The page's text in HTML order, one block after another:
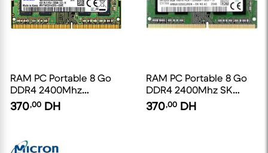
RAM PC Portable 8 Go
DDR4 2400Mhz
Samsung [Occasion]
370,00 DH
RAM PC Portable 8 Go
DDR4 2400Mhz SK
Hynix [Occasion]
370,00 DH